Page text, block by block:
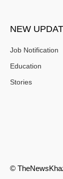
NEW
Job Notification
Education
Stories
©